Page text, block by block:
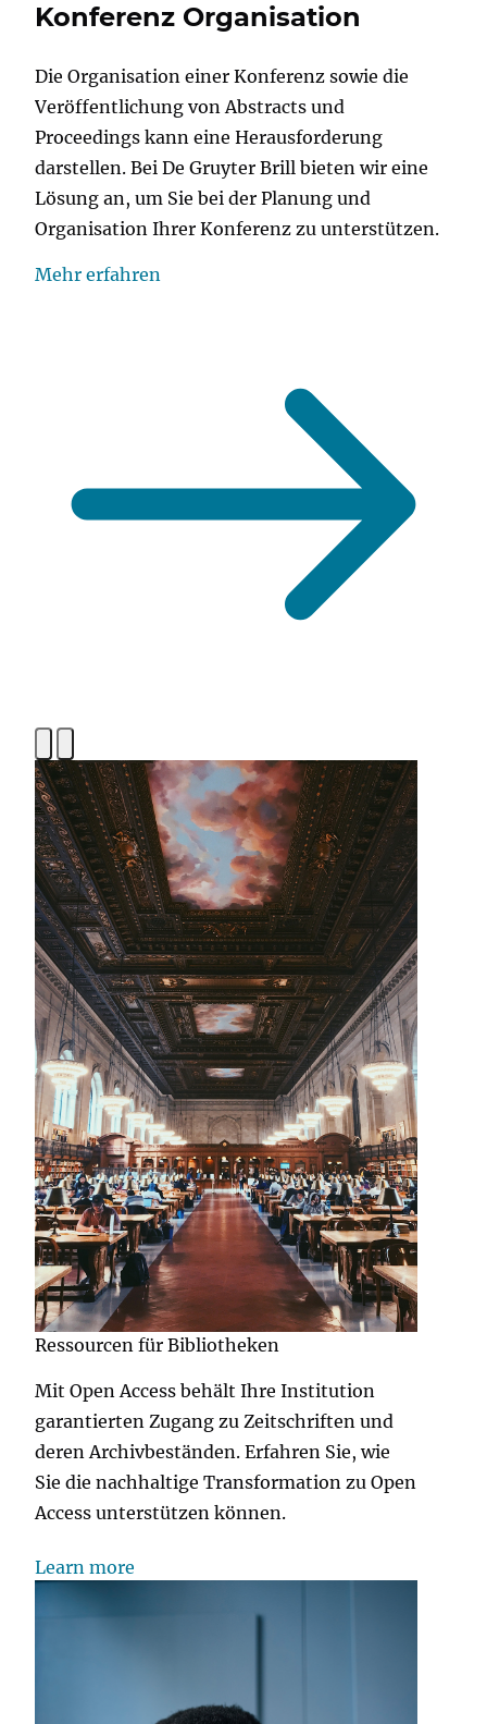
Konferenz Organisation
Die Organisation einer Konferenz sowie die
Veröffentlichung von Abstracts und
Proceedings kann eine Herausforderung
darstellen. Bei De Gruyter Brill bieten wir eine
Lösung an, um Sie bei der Planung und
Organisation Ihrer Konferenz zu unterstützen.
Mehr erfahren
Ressourcen für Bibliotheken
Mit Open Access behält Ihre Institution
garantierten Zugang zu Zeitschriften und
deren Archivbeständen. Erfahren Sie, wie
Sie die nachhaltige Transformation zu Open
Access unterstützen können.
Learn more